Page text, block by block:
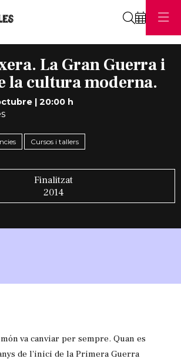
La Gran Guerra i
la cultura moderna.
| 20:00 h
Cursos i tallers
Finalitzat
2014
va canviar per sempre. Quan es
de l'inici de la Primera Guerra